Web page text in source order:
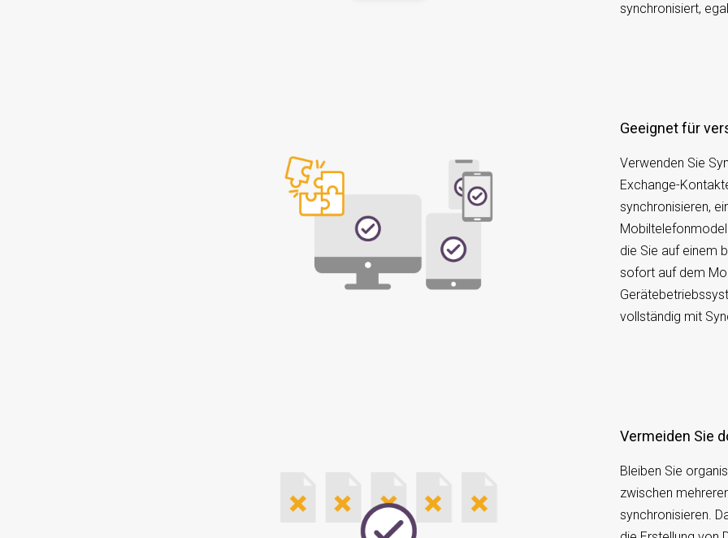
synchronisiert,
Geeignet für
Verwenden Sie
Exchange-
synchronisieren,
die Sie auf einem
sofort auf dem
vollständig mit
Vermeiden Sie
Bleiben Sie
zwischen
synchronisieren.